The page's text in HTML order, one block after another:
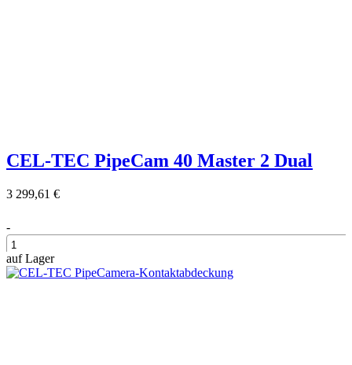
CEL-TEC PipeCam 40 Master 2 Dual
3 299,61 €
-
+
auf Lager